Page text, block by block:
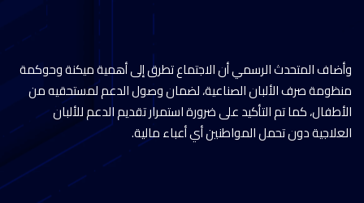
وأضاف المتحدث الرسمي أن الاجتماع تطرق إلى أهمية ميكنة وحوكمة
منظومة صرف الألبان الصناعية، لضمان وصول الدعم لمستحقيه من
الأطفال، كما تم التأكيد على ضرورة استمرار تقديم الدعم للألبان
العلاجية دون تحمل المواطنين أي أعباء مالية.